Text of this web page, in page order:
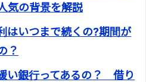
気の背景を解説
はいつまで続くの?期間が
？
い銀行ってあるの？ 借り